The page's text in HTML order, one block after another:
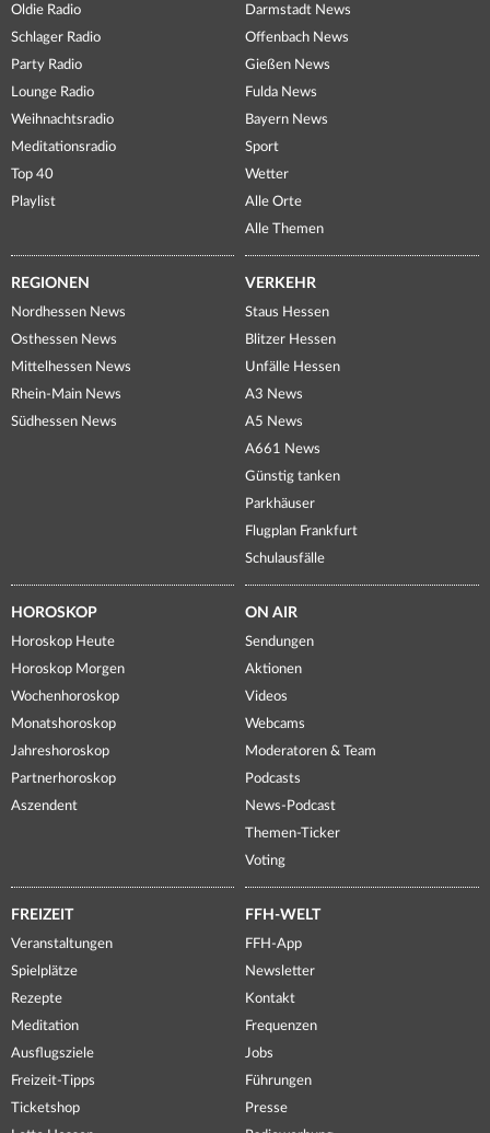
Oldie Radio
Schlager Radio
Party Radio
Lounge Radio
Weihnachtsradio
Meditationsradio
Top 40
Playlist
Darmstadt News
Offenbach News
Gießen News
Fulda News
Bayern News
Sport
Wetter
Alle Orte
Alle Themen
REGIONEN
Nordhessen News
Osthessen News
Mittelhessen News
Rhein-Main News
Südhessen News
VERKEHR
Staus Hessen
Blitzer Hessen
Unfälle Hessen
A3 News
A5 News
A661 News
Günstig tanken
Parkhäuser
Flugplan Frankfurt
Schulausfälle
HOROSKOP
Horoskop Heute
Horoskop Morgen
Wochenhoroskop
Monatshoroskop
Jahreshoroskop
Partnerhoroskop
Aszendent
ON AIR
Sendungen
Aktionen
Videos
Webcams
Moderatoren & Team
Podcasts
News-Podcast
Themen-Ticker
Voting
FREIZEIT
Veranstaltungen
Spielplätze
Rezepte
Meditation
Ausflugsziele
Freizeit-Tipps
Ticketshop
FFH-WELT
FFH-App
Newsletter
Kontakt
Frequenzen
Jobs
Führungen
Presse